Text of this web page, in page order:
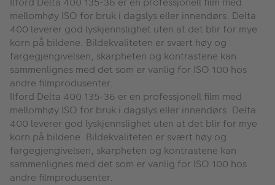
mellomhøy ISO for bruk i dagslys eller innendørs. Delta
400 leverer god lyskjennslighet uten at det blir for mye
korn på bildene. Bildekvaliteten er svært høy og
fargegjengivelsen, skarpheten og kontrastene kan
sammenlignes med det som er vanlig for ISO 100 hos
andre filmprodusenter.
Ilford Delta 400 135-36 er en professjonell film med
mellomhøy ISO for bruk i dagslys eller innendørs. Delta
400 leverer god lyskjennslighet uten at det blir for mye
korn på bildene. Bildekvaliteten er svært høy og
fargegjengivelsen, skarpheten og kontrastene kan
sammenlignes med det som er vanlig for ISO 100 hos
andre filmprodusenter.